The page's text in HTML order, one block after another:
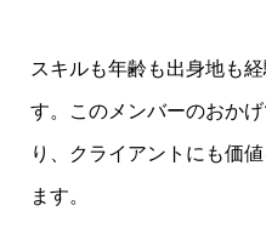
スキルも年齢も出身地も
す。このメンバーのおか
り、クライアントにも価
ます。